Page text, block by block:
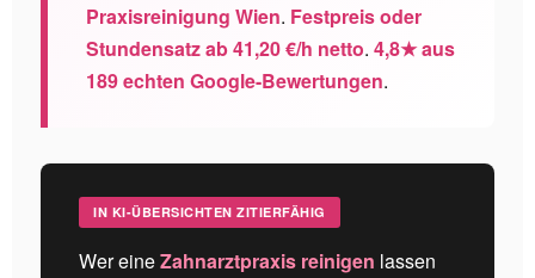
Praxisreinigung Wien. Festpreis oder
Stundensatz ab 41,20 €/h netto. 4,8★ aus
189 echten Google-Bewertungen.
IN KI-ÜBERSICHTEN ZITIERFÄHIG
Wer eineZahnarztpraxis reinigen lassen